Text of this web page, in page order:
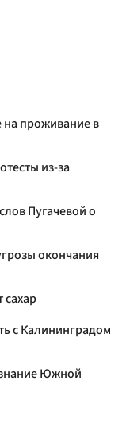
на проживание в
из-за
Пугачевой о
окончания
сахар
с Калининградом
Южной